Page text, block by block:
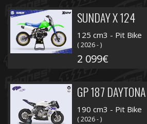
SUNDAY X 124
125 cm3 - Pit Bike
( 2026 - )
2 099€
GP 187 DAYTONA
190 cm3 - Pit Bike
( 2026 - )